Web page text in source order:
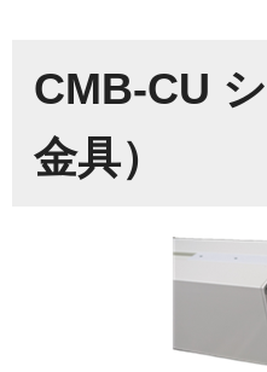
CMB-CU
金具）